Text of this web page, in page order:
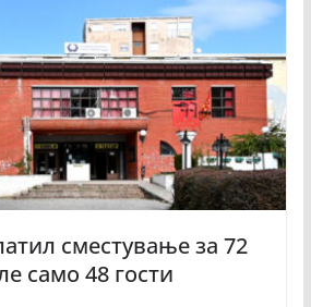
сместување за 72
само 48 гости